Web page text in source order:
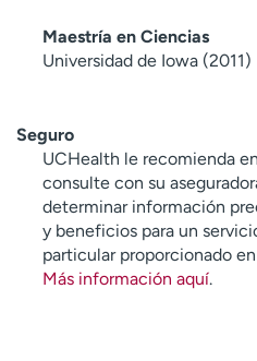
Maestría en Ciencias
Universidad de Iowa (2011)
Seguro
UCHealth le recomienda
consulte con su
determinar información
y beneficios para un
particular proporcionado
Más información aquí.